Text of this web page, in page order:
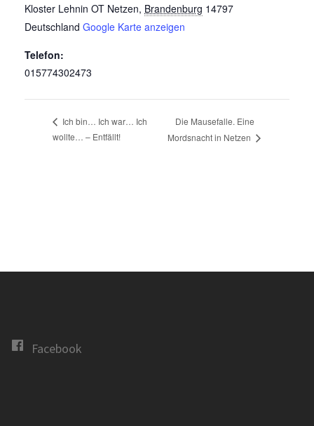
Kloster Lehnin OT Netzen, Brandenburg 14797
Deutschland Google Karte anzeigen
Telefon:
015774302473
Ich bin… Ich war… Ich
wollte… – Entfällt!
Die Mausefalle. Eine
Mordsnacht in Netzen
Facebook